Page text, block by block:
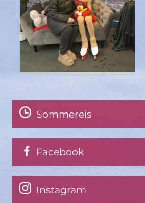
Sommereis
Facebook
Instagram